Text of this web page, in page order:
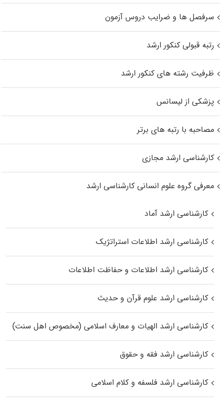
سرفصل ها و ضرایب دروس آزمون
رتبه قبولی کنکور ارشد
ظرفیت رشته های کنکور ارشد
پزشکی از لیسانس
مصاحبه با رتبه های برتر
کارشناسی ارشد مجازی
معرفی گروه علوم انسانی کارشناسی ارشد
کارشناسی ارشد آماد
کارشناسی ارشد اطلاعات استراتژیک
کارشناسی ارشد اطلاعات و حفاظت اطلاعات
کارشناسی ارشد علوم قرآن و حدیث
کارشناسی ارشد الهیات و معارف اسلامی (مخصوص اهل سنت)
کارشناسی ارشد فقه و حقوق
کارشناسی ارشد فلسفه و کلام اسلامی